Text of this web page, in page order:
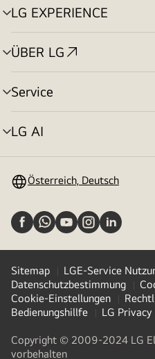
LG EXPERIENCE
Menü
umschalten
ÜBER LG
Menü
umschalten
Service
Menü
umschalten
LG AI
Menü
Österreich, Deutsch
Sitemap
LGE-Service
Datenschutzbestimmung
Cookie-Einstellungen
Bedienungshillfe
LG Privacy
Copyright © 2009-2024 LG
vorbehalten